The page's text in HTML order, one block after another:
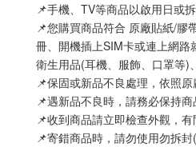
📌手機、TV等商品以啟用日或
📌您購買商品符合 原廠貼紙/膠
冊、開機插上SIM卡或連上網
衛生用品(耳機、服飾、口罩等)
📌保固或新品不良處理，依照原
📌遇新品不良時，請務必保持
📌收到商品請立即檢查外觀，
📌寄錯商品時，請勿使用勿拆封